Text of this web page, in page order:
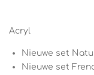
Acryl
Nieuwe set
Nieuwe set